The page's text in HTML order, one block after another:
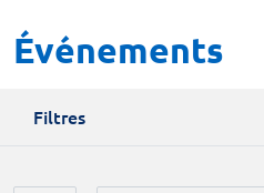
Événements
Filtres